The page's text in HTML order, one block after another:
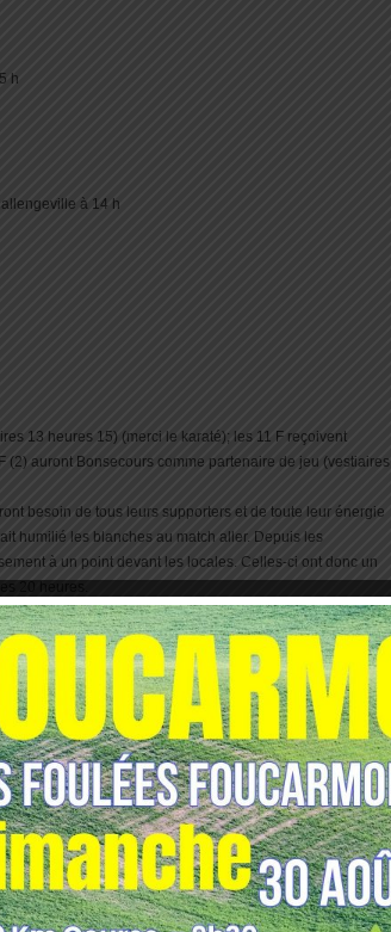
h
à 14 h
13 heures 15) (merci le karaté); les 11 F reçoivent
(2) auront Bonsecours comme partenaire de jeu (vestiaires
besoin de tous leurs supporters et de toute leur énergie
humilié les blanches au match aller. Depuis les
à un point devant les locales. Celles-ci ont donc un
20 heures.
heures 30), tandis que les séniors masculins joueront le
Départ 17 heures 30.
match en retard (lever de rideau de match de séniors).
tournoi amical. Le club souhaite un prompt
visage.